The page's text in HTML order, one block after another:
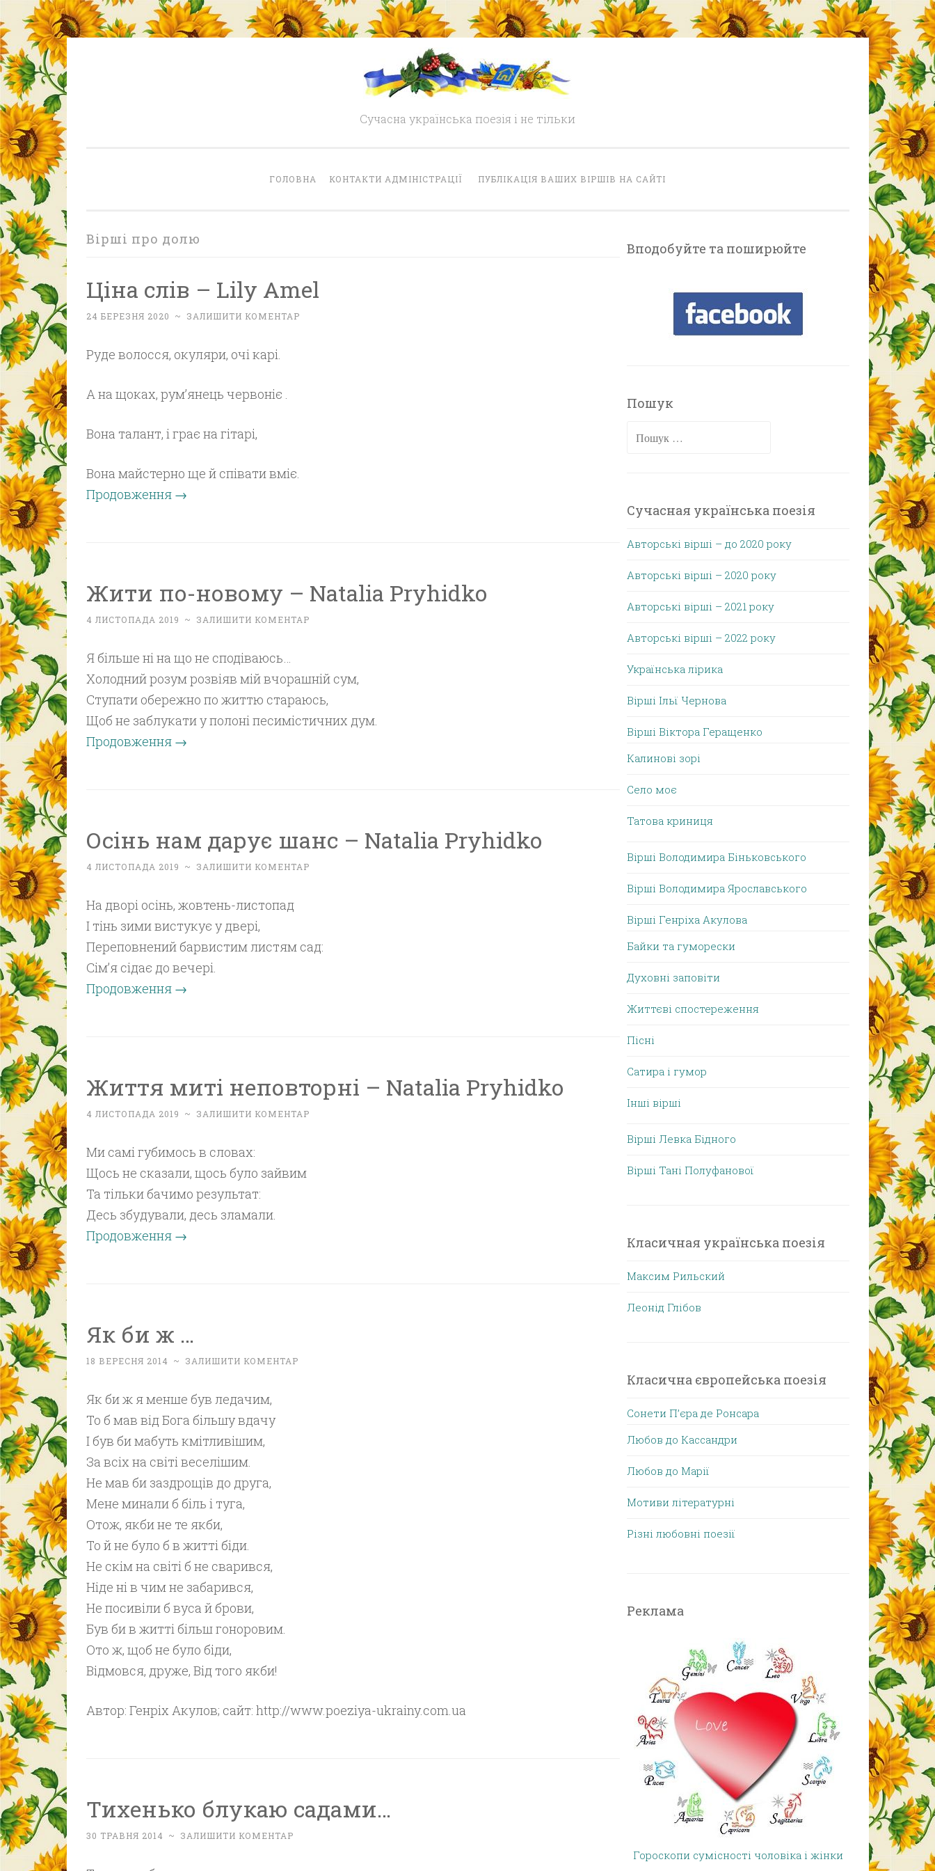
Сучасна українська поезія і не тільки
ГОЛОВНА КОНТАКТИ АДМІНІСТРАЦІЇ ПУБЛІКАЦІЯ ВАШИХ ВІРШІВ НА САЙТІ
Вірші про долю
Ціна слів – Lily Amel
24 БЕРЕЗНЯ 2020 ~ ЗАЛИШИТИ КОМЕНТАР
Руде волосся, окуляри, очі карі.
А на щоках, рум’янець червоніє .
Вона талант, і грає на гітарі,
Вона майстерно ще й співати вміє.
Продовження →
Жити по-новому – Natalia Pryhidko
4 ЛИСТОПАДА 2019 ~ ЗАЛИШИТИ КОМЕНТАР
Я більше ні на що не сподіваюсь…
Холодний розум розвіяв мій вчорашній сум,
Ступати обережно по життю стараюсь,
Щоб не заблукати у полоні песимістичних дум.
Продовження →
Осінь нам дарує шанс – Natalia Pryhidko
4 ЛИСТОПАДА 2019 ~ ЗАЛИШИТИ КОМЕНТАР
На дворі осінь, жовтень-листопад
І тінь зими вистукує у двері,
Переповнений барвистим листям сад:
Сім’я сідає до вечері.
Продовження →
Життя миті неповторні – Natalia Pryhidko
4 ЛИСТОПАДА 2019 ~ ЗАЛИШИТИ КОМЕНТАР
Ми самі губимось в словах:
Щось не сказали, щось було зайвим
Та тільки бачимо результат:
Десь збудували, десь зламали.
Продовження →
Як би ж …
18 ВЕРЕСНЯ 2014 ~ ЗАЛИШИТИ КОМЕНТАР
Як би ж я менше був ледачим,
То б мав від Бога більшу вдачу
І був би мабуть кмітливішим,
За всіх на світі веселішим.
Не мав би заздрощів до друга,
Мене минали б біль і туга,
Отож, якби не те якби,
То й не було б в житті біди.
Не скім на світі б не сварився,
Ніде ні в чим не забарився,
Не посивіли б вуса й брови,
Був би в житті більш гоноровим.
Ото ж, щоб не було біди,
Відмовся, друже, Від того якби!
Автор: Генріх Акулов; сайт: http://www.poeziya-ukrainy.com.uа
Тихенько блукаю садами…
30 ТРАВНЯ 2014 ~ ЗАЛИШИТИ КОМЕНТАР
Вподобуйте та поширюйте
Пошук
Пошук:
Сучасная українська поезія
Авторські вірші – до 2020 року
Авторські вірші – 2020 року
Авторські вірші – 2021 року
Авторські вірші – 2022 року
Українська лірика
Вірші Ільї Чернова
Вірші Віктора Геращенко
Калинові зорі
Село моє
Татова криниця
Вірші Володимира Біньковського
Вірші Володимира Ярославського
Вірші Генріха Акулова
Байки та гуморески
Духовні заповіти
Життєві спостереження
Пісні
Сатира і гумор
Інші вірші
Вірші Левка Бідного
Вірші Тані Полуфанової
Класичная українська поезія
Максим Рильский
Леонід Глібов
Класична європейська поезія
Сонети П’єра де Ронсара
Любов до Кассандри
Любов до Марії
Мотиви літературні
Різні любовні поезії
Реклама
Гороскопи сумісності чоловіка і жінки